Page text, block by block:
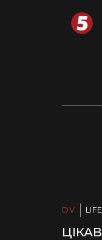
DV LIFE